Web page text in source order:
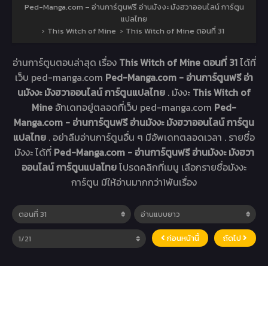
Ped-Manga.com – อ่านการ์ตูนฟรี อ่านมังงะ มังฮวาออนไลน์ การ์ตูน
แปลไทย
› This Witch of Mine › This Witch of Mine ตอนที่ 31
อ่านการ์ตูนตอนล่าสุด เรื่อง This Witch of Mine ตอนที่ 31ได้ที่
เว็บ ped-manga.com Ped-Manga.com - อ่านการ์ตูนฟรี อ่า
นมังงะ มังฮวาออนไลน์ การ์ตูนแปลไทย . มังงะ This Witch of
Mine อัทเดทอยู่ตลอดที่เว็บ ped-manga.com Ped-
Manga.com - อ่านการ์ตูนฟรี อ่านมังงะ มังฮวาออนไลน์ การ์ตูน
แปลไทย . อย่าลืมอ่านการ์ตูนอื่น ๆ มีอัพเดทตลอดเวลา . รายชื่อ
มังงะ ได้ที่ Ped-Manga.com - อ่านการ์ตูนฟรี อ่านมังงะ มังฮวา
ออนไลน์ การ์ตูนแปลไทยโปรดคลิกที่เมนู เลือกรายชื่อมังงะ
การ์ตูน มีให้อ่านมากกว่า1พันเรื่อง
ก่อนหน้านี้ ถัดไป